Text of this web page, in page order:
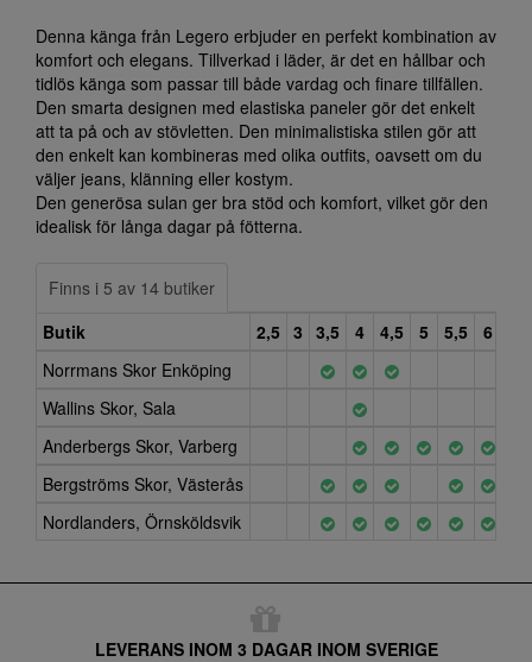
Denna känga från Legero erbjuder en perfekt kombination av
komfort och elegans. Tillverkad i läder, är det en hållbar och
tidlös känga som passar till både vardag och finare tillfällen.
Den smarta designen med elastiska paneler gör det enkelt
att ta på och av stövletten. Den minimalistiska stilen gör att
den enkelt kan kombineras med olika outfits, oavsett om du
väljer jeans, klänning eller kostym.
Den generösa sulan ger bra stöd och komfort, vilket gör den
idealisk för långa dagar på fötterna.
Finns i 5 av 14 butiker
Butik
2,5 3 3,5 4 4,5 5 5,5 6
Norrmans Skor Enköping
Wallins Skor, Sala
Anderbergs Skor, Varberg
Bergströms Skor, Västerås
Nordlanders, Örnsköldsvik
LEVERANS INOM 3 DAGAR INOM SVERIGE